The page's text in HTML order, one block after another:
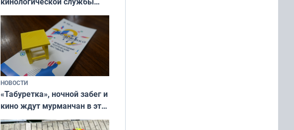
ищут новый дом
НОВОСТИ
«Табуретка», ночной забег и
кино ждут мурманчан в эти
выходные